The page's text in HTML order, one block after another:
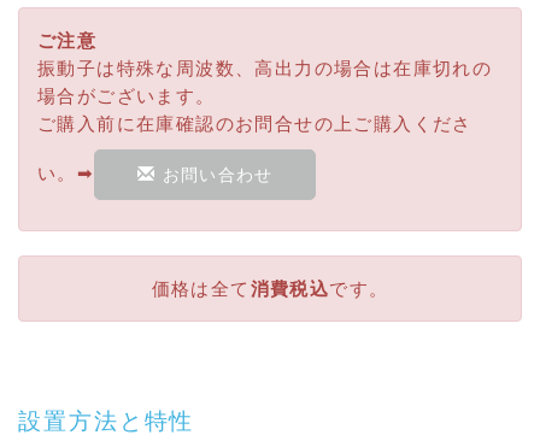
ご注意
振動子は特殊な周波数、高出力の場合は在庫切れの
場合がございます。
ご購入前に在庫確認のお問合せの上ご購入くださ
い。➡ お問い合わせ
価格は全て 消費税込です。
設置方法と特性